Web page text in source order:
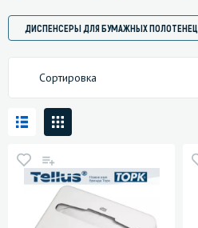
ДИСПЕНСЕРЫ ДЛЯ БУМАЖНЫХ ПОЛОТЕНЕЦ
Сортировка